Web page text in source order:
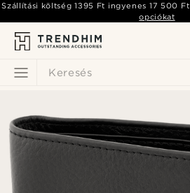
Keresés
Szállítási költség1395 Ft ingyenes 17 500 Ft
opciókat